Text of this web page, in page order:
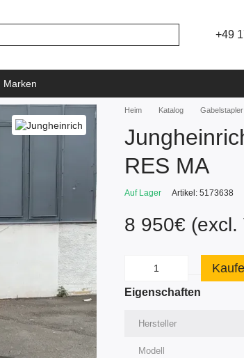
+49
Marken
Heim Katalog Gabelstapler
RES MA
Auf Lager Artikel: 5173638
8 950€ (excl.
Eigenschaften
Hersteller
Modell